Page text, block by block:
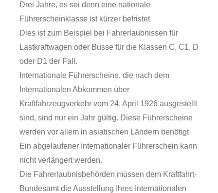
Drei Jahre, es sei denn eine nationale
Führerscheinklasse ist kürzer befristet
Dies ist zum Beispiel bei Fahrerlaubnissen für
Lastkraftwagen oder Busse für die Klassen C, C1, D
oder D1 der Fall.
Internationale Führerscheine, die nach dem
Internationalen Abkommen über
Kraftfahrzeugverkehr vom 24. April 1926 ausgestellt
sind, sind nur ein Jahr gültig. Diese Führerscheine
werden vor allem in asiatischen Ländern benötigt.
Ein abgelaufener Internationaler Führerschein kann
nicht verlängert werden.
Die Fahrerlaubnisbehörden müssen dem Kraftfahrt-
Bundesamt die Ausstellung Ihres Internationalen